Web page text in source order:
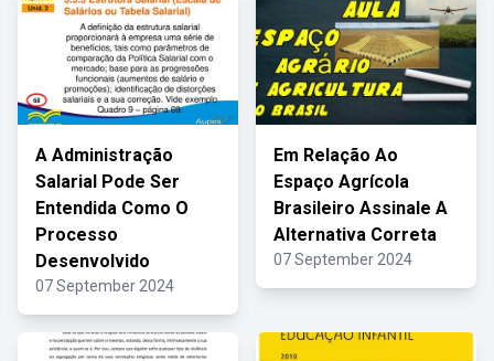
A Administração
Salarial Pode Ser
Entendida Como O
Processo
Desenvolvido
07 September 2024
Em Relação Ao
Espaço Agrícola
Brasileiro Assinale A
Alternativa Correta
07 September 2024